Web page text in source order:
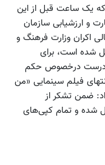
یک ساعت قبل از این
و ارزشیابی سازمان
اکران وزارت فرهنگ و
شده است، برای
نادرست درخصوص حکم
فیلم سینمایی «من
ضمن تشکر از
شده و تمام کپی‌های